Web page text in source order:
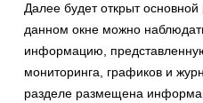
Далее будет открыт
данном окне можно
информацию,
мониторинга, графиков и
разделе размещена